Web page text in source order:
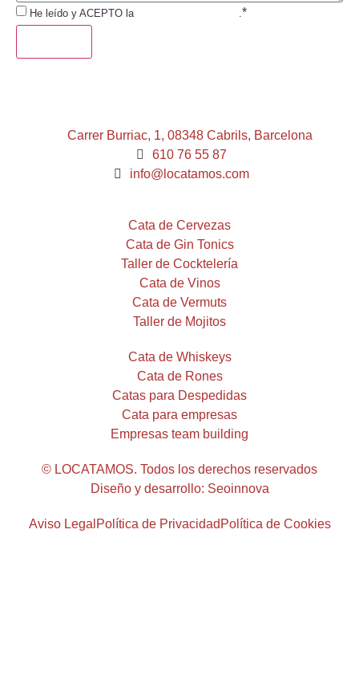
He leído y ACEPTO la .*
Carrer Burriac, 1, 08348 Cabrils, Barcelona
610 76 55 87
info@locatamos.com
Cata de Cervezas
Cata de Gin Tonics
Taller de Cocktelería
Cata de Vinos
Cata de Vermuts
Taller de Mojitos
Cata de Whiskeys
Cata de Rones
Catas para Despedidas
Cata para empresas
Empresas team building
© LOCATAMOS. Todos los derechos reservados
Diseño y desarrollo: Seoinnova
Aviso Legal Política de Privacidad Política de Cookies